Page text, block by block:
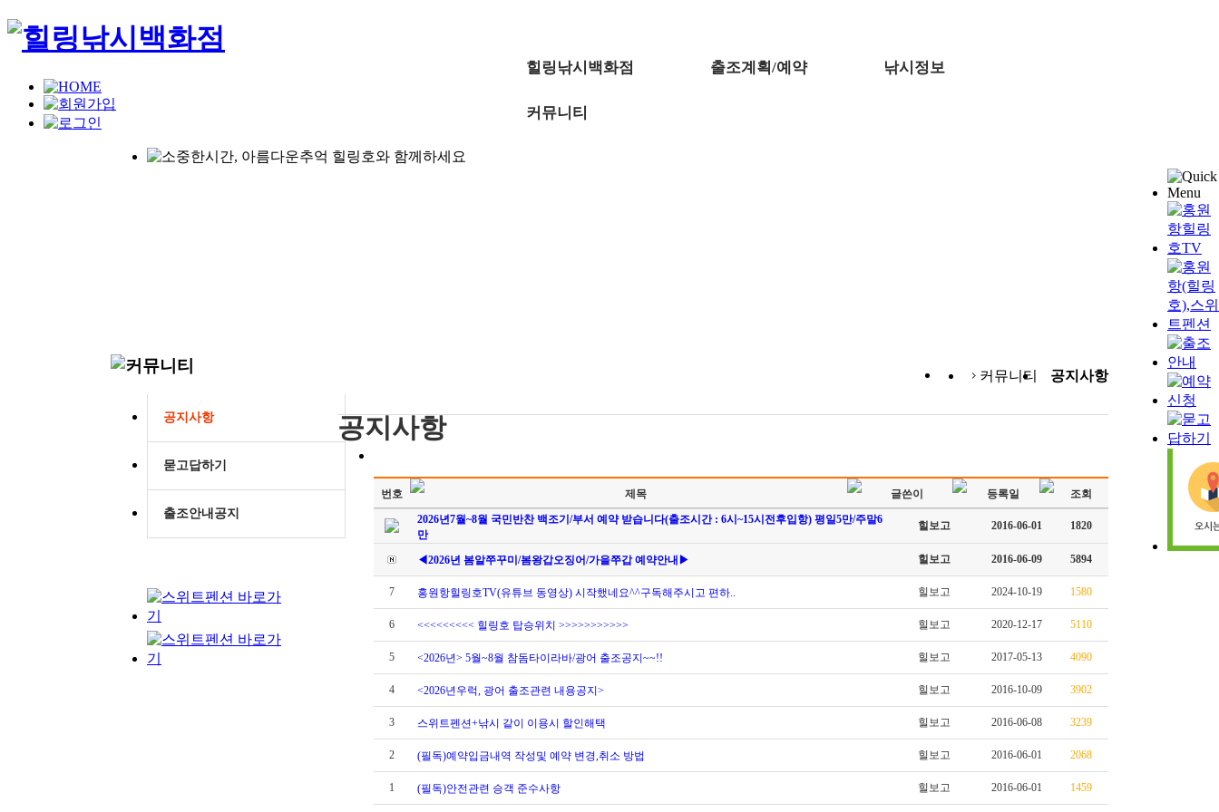
힐링낚시백화점 출조계획/예약 낚시정보
커뮤니티
공지사항
묻고답하기
출조안내공지
공지사항
커뮤니티
공지사항
번호 제목 글쓴이 등록일
조회
2026년7월~8월 국민반찬 백조기/부서 예약 받습니다(출조시간 : 6시~15시전후입항) 평일5만/주말6
만
힐보고 2016-06-01 1820
◀2026년 봄알쭈꾸미/봄왕갑오징어/가을쭈갑 예약안내▶ 힐보고 2016-06-09 5894
7 홍원항힐링호TV(유튜브 동영상) 시작했네요^^구독해주시고 편하.. 힐보고 2024-10-19 1580
6 <<<<<<<<< 힐링호 탑승위치 >>>>>>>>>>> 힐보고 2020-12-17 5110
5 <2026년> 5월~8월 참돔타이라바/광어 출조공지~~!! 힐보고 2017-05-13 4090
4 <2026년우럭, 광어 출조관련 내용공지> 힐보고 2016-10-09 3902
3 스위트펜션+낚시 같이 이용시 할인해택 힐보고 2016-06-08 3239
2 (필독)예약입금내역 작성및 예약 변경,취소 방법 힐보고 2016-06-01 2068
1 (필독)안전관련 승객 준수사항 힐보고 2016-06-01 1459